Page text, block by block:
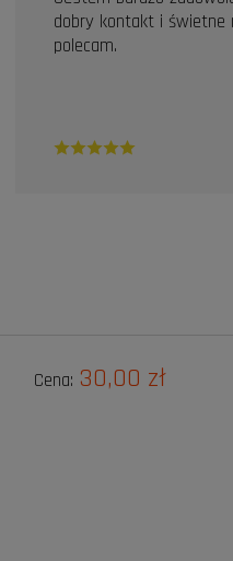
dobry kontakt i świetne
polecam.
Cena: 30,00 zł